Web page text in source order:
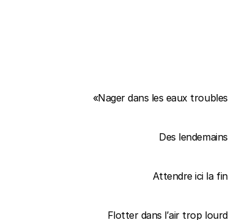
«Nager dans les eaux troubles
Des lendemains
Attendre ici la fin
Flotter dans l′air trop lourd